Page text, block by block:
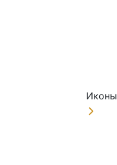
Иконы